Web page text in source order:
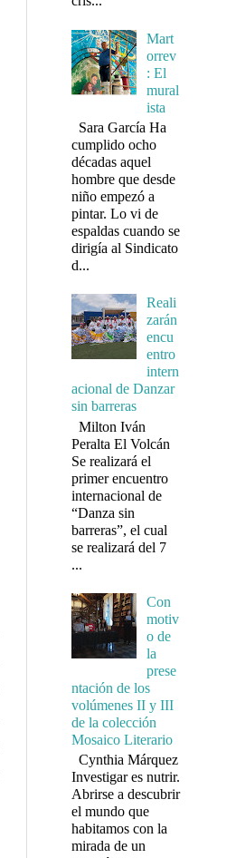
Mart
orrev
: El
mural
ista
Sara García Ha
cumplido ocho
décadas aquel
hombre que desde
niño empezó a
pintar. Lo vi de
espaldas cuando se
dirigía al Sindicato
d...
Reali
zarán
encu
entro
intern
acional de Danzar
sin barreras
Milton Iván
Peralta El Volcán
Se realizará el
primer encuentro
internacional de
“Danza sin
barreras”, el cual
se realizará del 7
...
Con
motiv
o de
la
prese
ntación de los
volúmenes II y III
de la colección
Mosaico Literario
Cynthia Márquez
Investigar es nutrir.
Abrirse a descubrir
el mundo que
habitamos con la
mirada de un